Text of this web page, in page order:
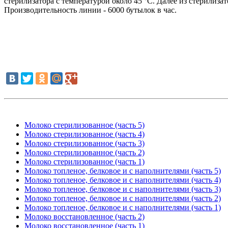
Производительность линии - 6000 бутылок в час.
Молоко стерилизованное (часть 5)
Молоко стерилизованное (часть 4)
Молоко стерилизованное (часть 3)
Молоко стерилизованное (часть 2)
Молоко стерилизованное (часть 1)
Молоко топленое, белковое и с наполнителями (часть 5)
Молоко топленое, белковое и с наполнителями (часть 4)
Молоко топленое, белковое и с наполнителями (часть 3)
Молоко топленое, белковое и с наполнителями (часть 2)
Молоко топленое, белковое и с наполнителями (часть 1)
Молоко восстановленное (часть 2)
Молоко восстановленное (часть 1)